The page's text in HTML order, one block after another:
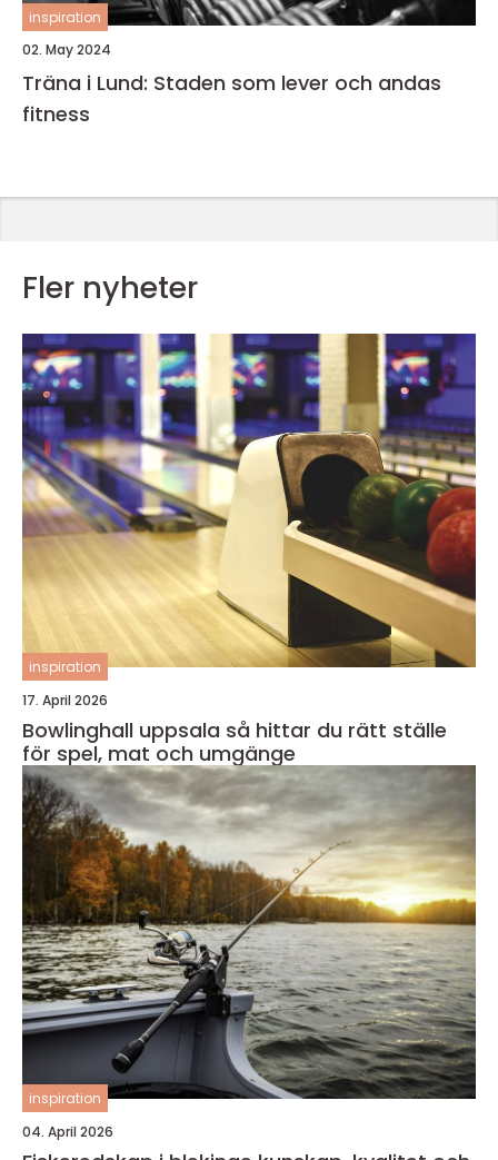
inspiration
02. May 2024
Träna i Lund: Staden som lever och andas
fitness
Fler nyheter
inspiration
17. April 2026
Bowlinghall uppsala så hittar du rätt ställe
för spel, mat och umgänge
inspiration
04. April 2026